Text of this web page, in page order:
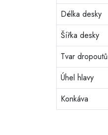
Délka desky
Šířka desky
Tvar dropoutů
Úhel hlavy
Konkáva